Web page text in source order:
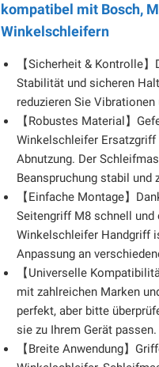
kompatibel mit Bosch,
Winkelschleifern
【Sicherheit & Kontrolle
Stabilität und sicheren
reduzieren Sie
【Robustes Material】
Winkelschleifer Ersatzgriff
Abnutzung. Der
Beanspruchung stabil und
【Einfache Montage】
Seitengriff M8 schnell und
Winkelschleifer Handgriff
Anpassung an
【Universelle
mit zahlreichen Marken
perfekt, aber bitte
sie zu Ihrem Gerät passen.
【Breite Anwendung】